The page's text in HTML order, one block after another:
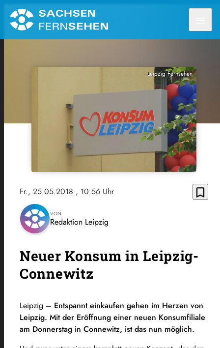
Leipzig Fernsehen
Fr., 25.05.2018 , 10:56 Uhr bookmark_border
VON
Redaktion Leipzig
Neuer Konsum in Leipzig-
Connewitz
Leipzig – Entspannt einkaufen gehen im Herzen von
Leipzig. Mit der Eröffnung einer neuen Konsumfiliale
am Donnerstag in Connewitz, ist das nun möglich.